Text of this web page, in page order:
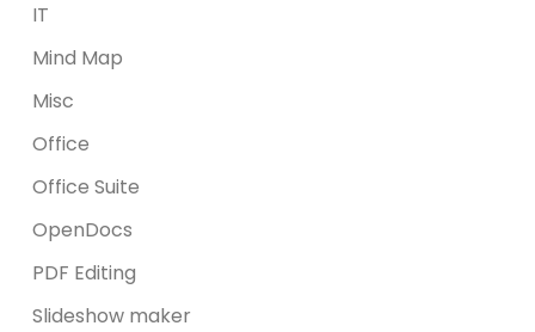
IT
Mind Map
Misc
Office
Office Suite
OpenDocs
PDF Editing
Slideshow maker